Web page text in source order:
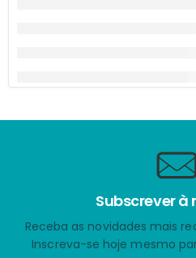
Subscrever à
Receba as novidades mais
Inscreva-se hoje mesmo